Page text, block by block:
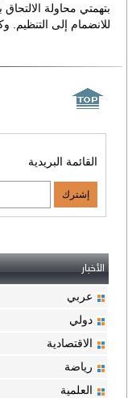
بتهمتي محاولة
للانضمام إلى التنظيم.
القائمة البريدية
الأخبار
عربي
دولي
الاقتصادية
رياضة
العلمية